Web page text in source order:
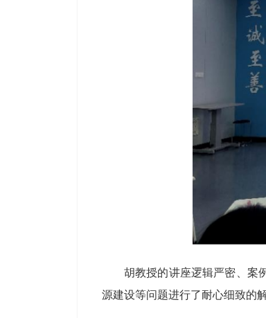
胡教授的讲座逻辑严密、案
源建设等问题进行了耐心细致的解